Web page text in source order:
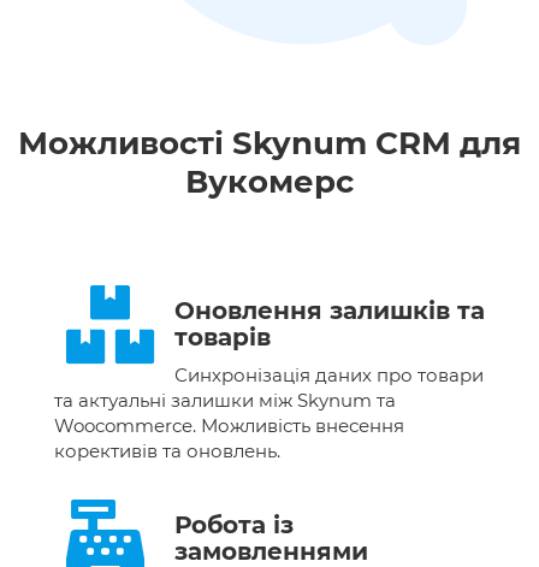
Можливості Skynum CRM для
Вукомерс
Оновлення залишків та
товарів
Синхронізація даних про товари
та актуальні залишки між Skynum та
Woocommerce. Можливість внесення
корективів та оновлень.
Робота із
замовленнями